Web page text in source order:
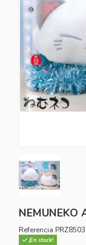
NEMUNEKO
Referencia PRZ8503
¡En stock!